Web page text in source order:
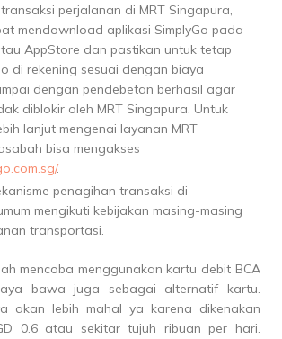
perjalanan di MRT Singapura,
mendownload aplikasi SimplyGo pada
AppStore dan pastikan untuk tetap
di rekening sesuai dengan biaya
dengan pendebetan berhasil agar
diblokir oleh MRT Singapura. Untuk
lanjut mengenai layanan MRT
bisa mengakses
.
penagihan transaksi di
mengikuti kebijakan masing-masing
transportasi.
mencoba menggunakan kartu debit BCA
bawa juga sebagai alternatif kartu.
akan lebih mahal ya karena dikenakan
0.6 atau sekitar tujuh ribuan per hari.